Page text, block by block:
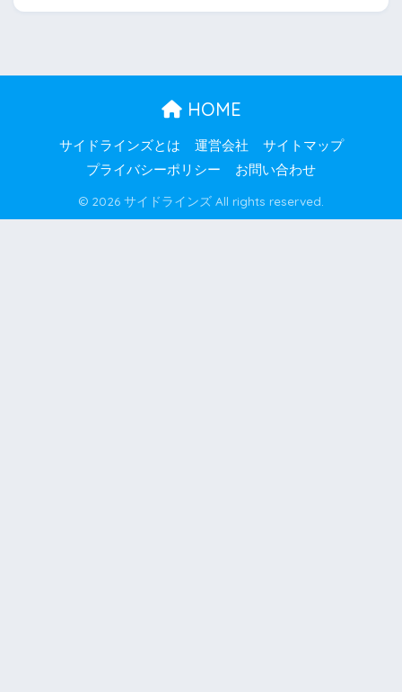
HOME
サイドラインズとは 運営会社
サイトマップ
プライバシーポリシー
お問い合わせ
© 2026 サイドラインズ All rights reserved.